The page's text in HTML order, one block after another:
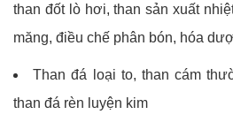
than đốt lò hơi, than sản xuất
măng, điều chế phân bón, hóa
Than đá loại to, than cám
than đá rèn luyện kim